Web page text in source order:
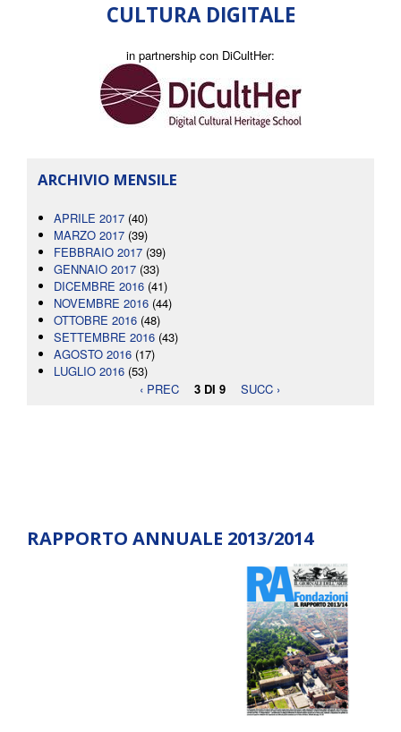
CULTURA DIGITALE
in partnership con DiCultHer:
ARCHIVIO MENSILE
APRILE 2017 (40)
MARZO 2017 (39)
FEBBRAIO 2017 (39)
GENNAIO 2017 (33)
DICEMBRE 2016 (41)
NOVEMBRE 2016 (44)
OTTOBRE 2016 (48)
SETTEMBRE 2016 (43)
AGOSTO 2016 (17)
LUGLIO 2016 (53)
‹ PREC
3 DI 9 SUCC ›
RAPPORTO ANNUALE 2013/2014